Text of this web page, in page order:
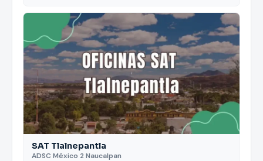
SAT Tlalnepantla
ADSC México 2 Naucalpan